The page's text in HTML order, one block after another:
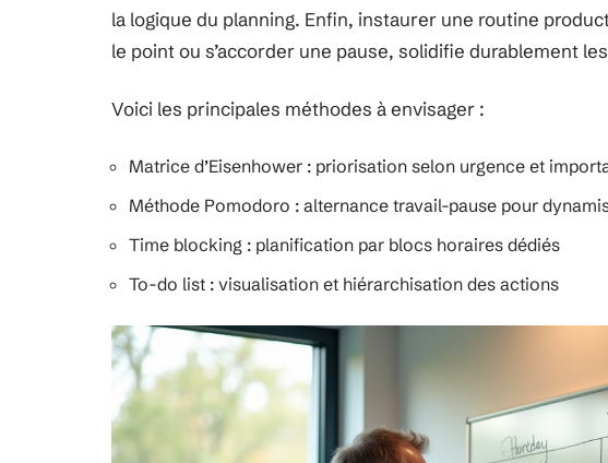
la logique du planning. Enfin, instaurer une routine
le point ou s’accorder une pause, solidifie durablement
Voici les principales méthodes à envisager :
Matrice d’Eisenhower : priorisation selon urgence et
Méthode Pomodoro : alternance travail-pause pour
Time blocking : planification par blocs horaires dédiés
To-do list : visualisation et hiérarchisation des actions